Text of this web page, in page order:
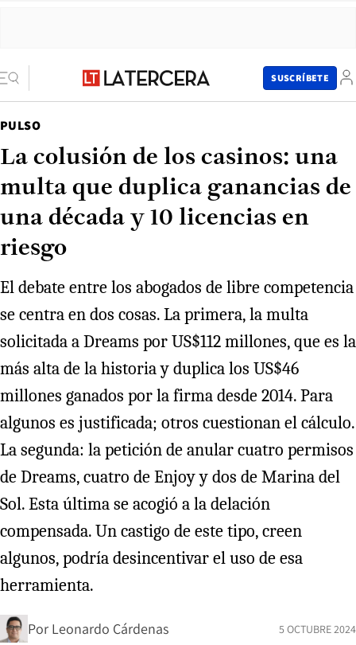
SUSCRÍBETE
PULSO
La colusión de los casinos: una
multa que duplica ganancias de
una década y 10 licencias en
riesgo
El debate entre los abogados de libre competencia
se centra en dos cosas. La primera, la multa
solicitada a Dreams por US$112 millones, que es la
más alta de la historia y duplica los US$46
millones ganados por la firma desde 2014. Para
algunos es justificada; otros cuestionan el cálculo.
La segunda: la petición de anular cuatro permisos
de Dreams, cuatro de Enjoy y dos de Marina del
Sol. Esta última se acogió a la delación
compensada. Un castigo de este tipo, creen
algunos, podría desincentivar el uso de esa
herramienta.
Por Leonardo Cárdenas 5 OCTUBRE 2024